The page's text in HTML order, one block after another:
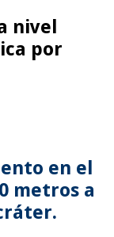
nivel
por
en el
metros a